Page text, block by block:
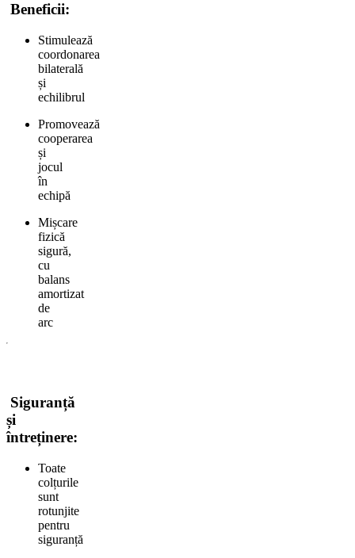
Beneficii:
Stimulează
coordonarea
bilaterală
și
echilibrul
Promovează
cooperarea
și
jocul
în
echipă
Mișcare
fizică
sigură,
cu
balans
amortizat
de
arc
Siguranță
și
întreținere:
Toate
colțurile
sunt
rotunjite
pentru
siguranță